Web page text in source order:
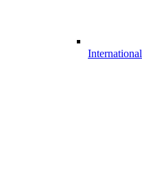
International